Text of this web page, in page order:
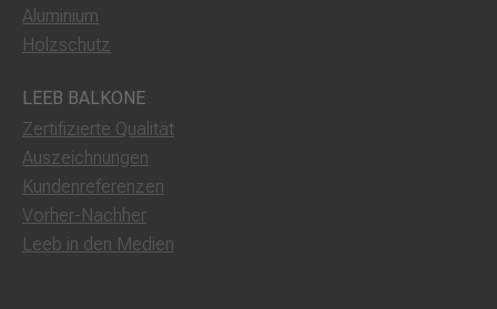
Aluminium
Holzschutz
LEEB BALKONE
Zertifizierte Qualität
Auszeichnungen
Kundenreferenzen
Vorher-Nachher
Leeb in den Medien